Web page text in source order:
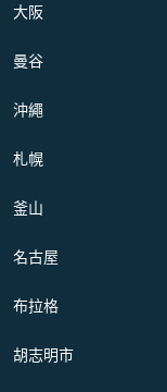
大阪
曼谷
沖繩
札幌
釜山
名古屋
布拉格
胡志明市